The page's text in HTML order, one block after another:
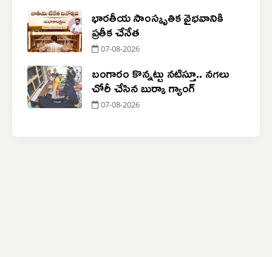
భారతీయ సాంస్కృతిక వైభవానికి
ప్రతీక చేనేత
07-08-2026
బంగారం కొన్నట్టు నటిస్తూ.. నగలు
చోరీ చేసిన బుర్కా గ్యాంగ్
07-08-2026